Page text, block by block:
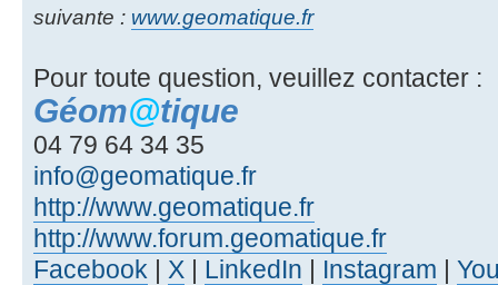
suivante : www.geomatique.fr
Pour toute question, veuillez contacter :
Géom@tique
04 79 64 34 35
info@geomatique.fr
http://www.geomatique.fr
http://www.forum.geomatique.fr
Facebook | X | LinkedIn | Instagram |